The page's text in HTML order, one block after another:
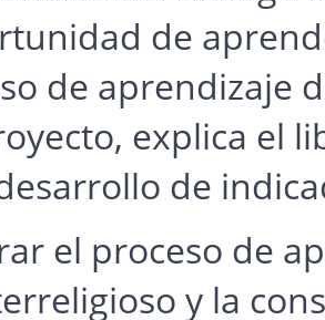
de
de aprendizaje
explica el
de
el proceso de
y la